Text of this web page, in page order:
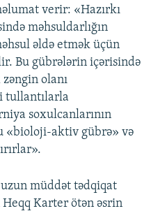
verir: «Hazırkı
məhsuldarlığın
əldə etmək üçün
Bu gübrələrin içərisində
olanı
tullantılarla
soxulcanlarının
«bioloji-aktiv gübrə» və
müddət tədqiqat
Karter ötən əsrin